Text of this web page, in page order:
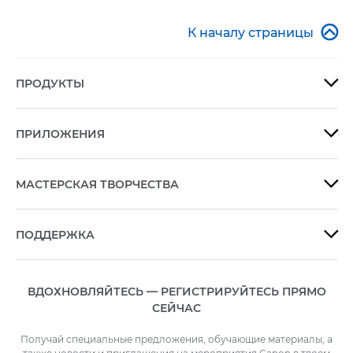
К началу страницы 
ПРОДУКТЫ 
ПРИЛОЖЕНИЯ 
МАСТЕРСКАЯ ТВОРЧЕСТВА 
ПОДДЕРЖКА 
ВДОХНОВЛЯЙТЕСЬ — РЕГИСТРИРУЙТЕСЬ ПРЯМО
СЕЙЧАС
Получай специальные предложения, обучающие материалы, а